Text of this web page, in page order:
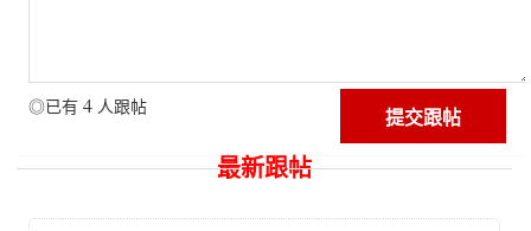
◎已有 4 人跟帖
最新跟帖